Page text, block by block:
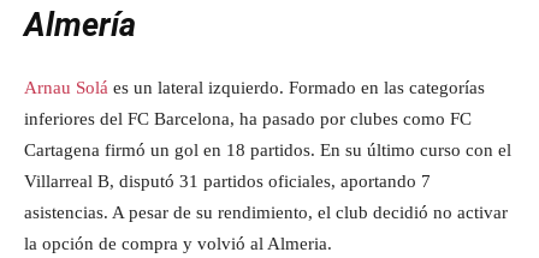
Almería
Arnau Solá es un lateral izquierdo. Formado en las categorías
inferiores del FC Barcelona, ha pasado por clubes como FC
Cartagena firmó un gol en 18 partidos. En su último curso con el
Villarreal B, disputó 31 partidos oficiales, aportando 7
asistencias. A pesar de su rendimiento, el club decidió no activar
la opción de compra y volvió al Almeria.